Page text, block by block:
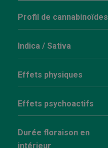
Profil de cannabinoïdes
Indica / Sativa
Effets physiques
Effets psychoactifs
Durée floraison en
intérieur